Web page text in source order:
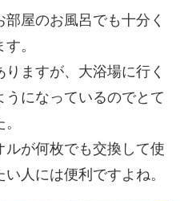
屋のお風呂でも十分く
。
ますが、大浴場に行く
うになっているのでとて
が何枚でも交換して使
人には便利ですよね。